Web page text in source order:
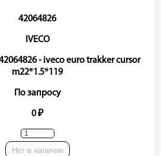
42064826
IVECO
- iveco euro trakker cursor
m22*1.5*119
По запросу
0 ₽
Нет в наличии